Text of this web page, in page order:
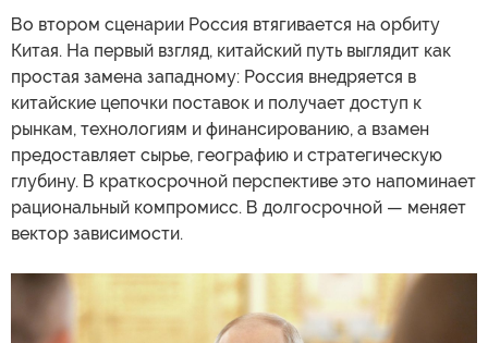
Во втором сценарии Россия втягивается на орбиту
Китая. На первый взгляд, китайский путь выглядит как
простая замена западному: Россия внедряется в
китайские цепочки поставок и получает доступ к
рынкам, технологиям и финансированию, а взамен
предоставляет сырье, географию и стратегическую
глубину. В краткосрочной перспективе это напоминает
рациональный компромисс. В долгосрочной — меняет
вектор зависимости.